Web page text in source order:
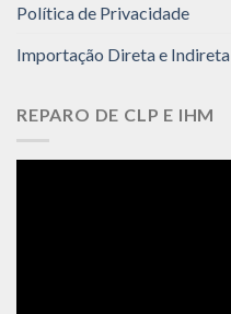
Política de Privacidade
Importação Direta e Indireta
REPARO DE CLP E IHM